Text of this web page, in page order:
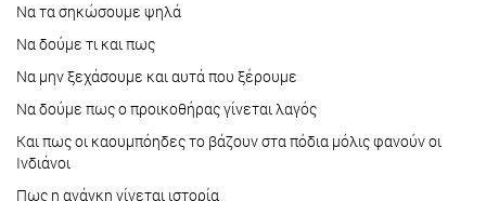
Να τα σηκώσουμε ψηλά
Να δούμε τι και πως
Να μην ξεχάσουμε και αυτά που ξέρουμε
Να δούμε πως ο προικοθήρας γίνεται λαγός
Και πως οι καουμπόηδες το βάζουν στα πόδια μόλις φανούν οι
Ινδιάνοι
Πως η ανάγκη γίνεται ιστορία